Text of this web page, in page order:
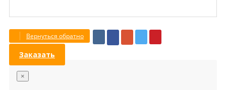
Вернуться обратно
Заказать
×